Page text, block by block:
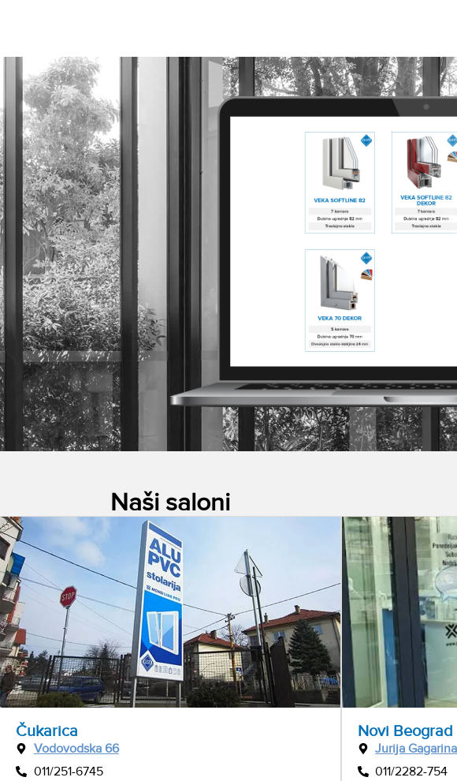
Naši saloni
Čukarica
Vodovodska 66
011/251-6745
Novi Beograd
Jurija Gagarina
011/2282-754